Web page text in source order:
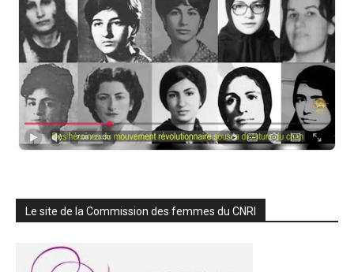
Le site de la Commission des femmes du CNRI